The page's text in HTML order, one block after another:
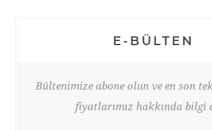
E-BÜLTEN
Bültenimize abone olun ve en son
fiyatlarımız hakkında bilgi